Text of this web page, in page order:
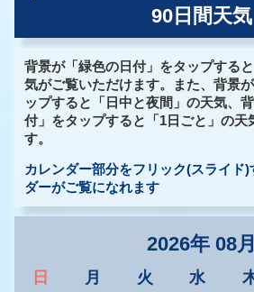
90日間天気
背景が「緑色の日付」をタップする
気がご覧いただけます。また、背景
ップすると「日中と夜間」の天気、
付」をタップすると「1日ごと」の天
す。
カレンダー部分をフリック(スライド
ダーがご覧になれます
2026年 08月
日 月 火 水